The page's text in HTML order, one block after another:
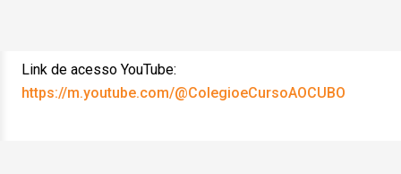
Link de acesso YouTube:
https://m.youtube.com/@ColegioeCursoAOCUBO